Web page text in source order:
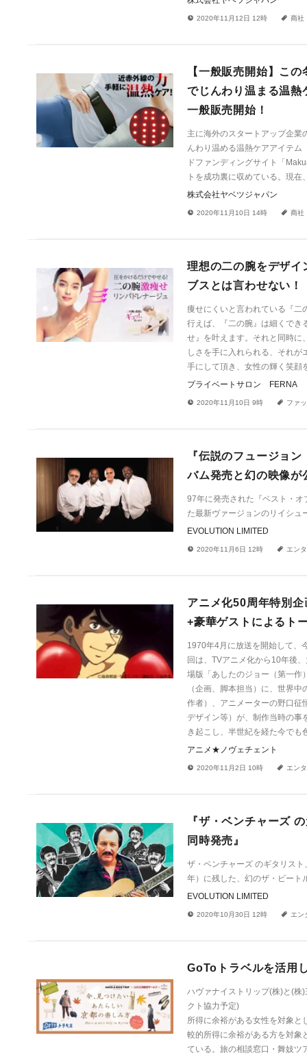
! 2020年11月12日 12時 a 商社
【一般販売開始】こ
でじんわり温まる温
一般販売開始！
主に海外のスタートアップ企業
んわり温める温熱ケアアイテ
ドファンディングサイト「
トを成功裏に収めている。現
株式会社ヤベツジャパン
! 2020年11月10日 14時 a 商社
理想の二の腕をデザイ
ブスとは言わせない！
痩せにくいと言われている『二
行えば、『二の腕』は細くでき
せ』を叶えます。それと同時に
しさを手に入れられる、それ
手にして頂き、女性の輝く笑顔
プライベートサロン FERNA
! 2020年11月10日 9時 a ファ
『伝説のフュージョ
バム発売と幻の映像が
97年に発売された『ベスト・
た最新ヴァージョンのリイシュ
EVOLUTION LIMITED
! 2020年11月6日 12時 a エン
アニメ化50周年特別
+豪華ゲストによるト
1970年4月に放送を開始して、
回は、TVアニメ化から10年後
場版「あしたのジョー（第一作
（企画、脚本担当）に、世界
作者）、アニメーターの野口征
デザイン等）が、制作当時の事
き起こし、半世紀を経た今で
アニメ★ノヴェチェント
! 2020年11月2日 10時 a エン
『ザ・ベンチャーズ
同時発売』
ザ・ベンチャーズ のギタリス
年）に残した、幻のザ・ビート
EVOLUTION LIMITED
! 2020年10月30日 12時 a エン
GoToトラベルを活用
ハヴァナイストリップ(株)と(株
クト協力予定) 【
所得に余裕がある女性を対象
較的所得に余裕がある方を対象
ている。旅の相談窓口・舞妓